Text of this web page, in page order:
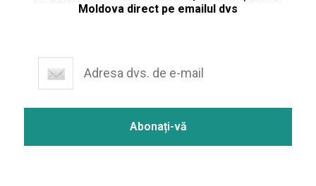
Moldova direct pe emailul dvs